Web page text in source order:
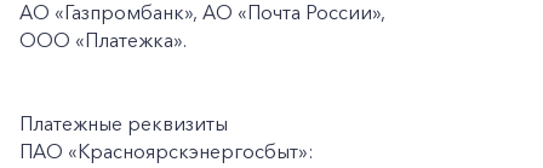
АО «Газпромбанк», АО «Почта России»,
ООО «Платежка».
Платежные реквизиты
ПАО «Красноярскэнергосбыт»: